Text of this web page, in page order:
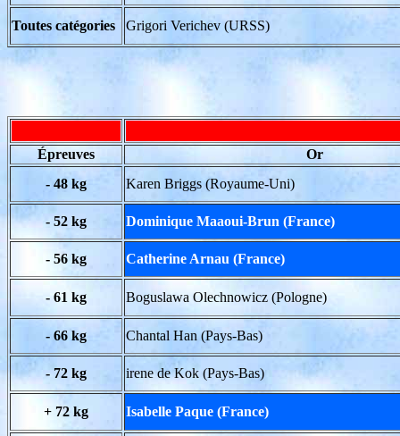
Toutes catégories Grigori Verichev (URSS)
Épreuves
Or
- 48 kg
Karen Briggs (Royaume-Uni)
- 52 kg Dominique Maaoui-Brun (France)
- 56 kg Catherine Arnau (France)
- 61 kg Boguslawa Olechnowicz (Pologne)
- 66 kg Chantal Han (Pays-Bas)
- 72 kg irene de Kok (Pays-Bas)
+ 72 kg Isabelle Paque (France)